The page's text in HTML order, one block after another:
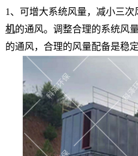
1、可增大系统风量，减小三次
机的通风。调整合理的系统风
的通风，合理的风量配备是稳